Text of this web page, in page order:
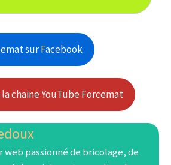
sur Facebook
chaine YouTube Forcemat
web passionné de bricolage, de